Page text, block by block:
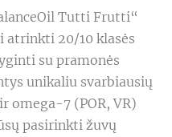
Tutti Frutti“
atrinkti 20/10 klasės
su pramonės
unikaliu svarbiausių
omega-7 (POR, VR)
pasirinkti žuvų